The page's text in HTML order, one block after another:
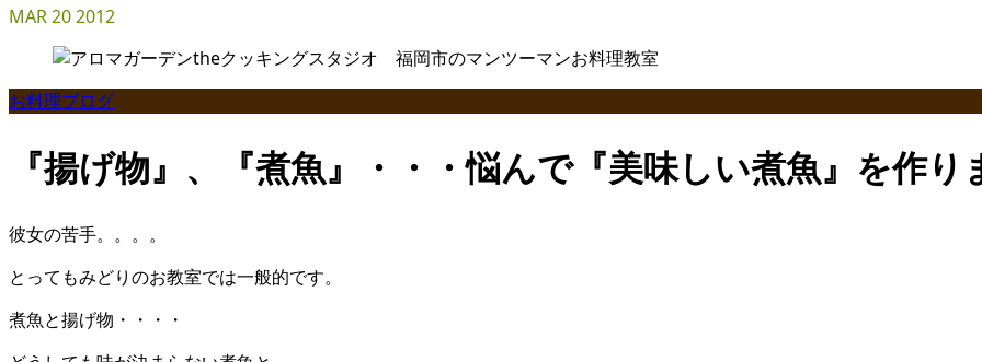
MAR202012
お料理ブログ
『揚げ物』、『煮魚』・・・悩んで『美味しい煮魚』を作り
彼女の苦手。。。。
とってもみどりのお教室では一般的です。
煮魚と揚げ物・・・・